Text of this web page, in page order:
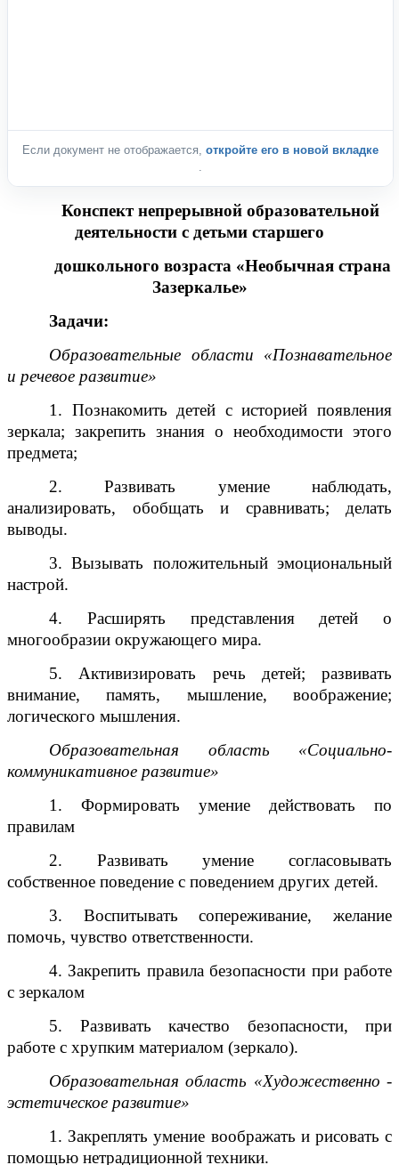
Если документ не отображается, откройте его в новой вкладке
Конспект непрерывной образовательной
деятельности с детьми старшего
дошкольного возраста «Необычная страна
Зазеркалье»
Задачи:
Образовательные области «Познавательное
и речевое развитие»
1. Познакомить детей с историей появления
зеркала; закрепить знания о необходимости этого
предмета;
2. Развивать умение наблюдать,
анализировать, обобщать и сравнивать; делать
выводы.
3. Вызывать положительный эмоциональный
настрой.
4. Расширять представления детей о
многообразии окружающего мира.
5. Активизировать речь детей; развивать
внимание, память, мышление, воображение;
логического мышления.
Образовательная область «Социально-
коммуникативное развитие»
1. Формировать умение действовать по
правилам
2. Развивать умение согласовывать
собственное поведение с поведением других детей.
3. Воспитывать сопереживание, желание
помочь, чувство ответственности.
4. Закрепить правила безопасности при работе
с зеркалом
5. Развивать качество безопасности, при
работе с хрупким материалом (зеркало).
Образовательная область «Художественно -
эстетическое развитие»
1. Закреплять умение воображать и рисовать с
помощью нетрадиционной техники.